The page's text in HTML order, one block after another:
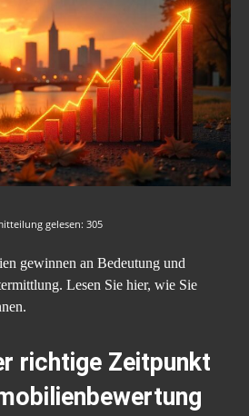
gelesen: 305
gewinnen an Bedeutung und
Lesen Sie hier, wie Sie
richtige Zeitpunkt